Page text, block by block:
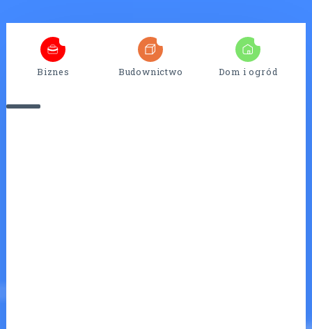
Biznes Budownictwo Dom i ogród